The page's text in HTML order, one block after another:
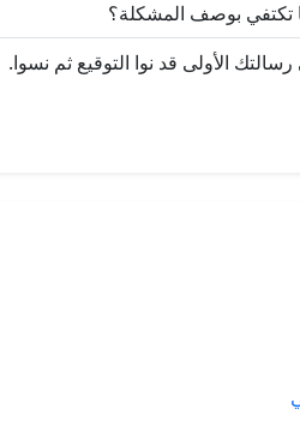
تكتفي بوصف المشكلة؟
الأولى قد نوا التوقيع ثم نسوا.